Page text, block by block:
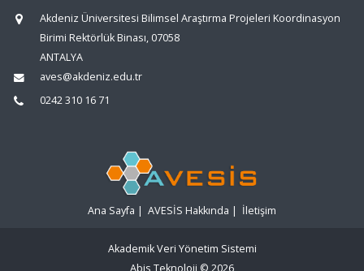
Akdeniz Üniversitesi Bilimsel Araştırma Projeleri Koordinasyon
Birimi Rektörlük Binası, 07058
ANTALYA
aves@akdeniz.edu.tr
0242 310 16 71
Ana Sayfa | AVESİS Hakkında | İletişim
Akademik Veri Yönetim Sistemi
Abis Teknoloji © 2026